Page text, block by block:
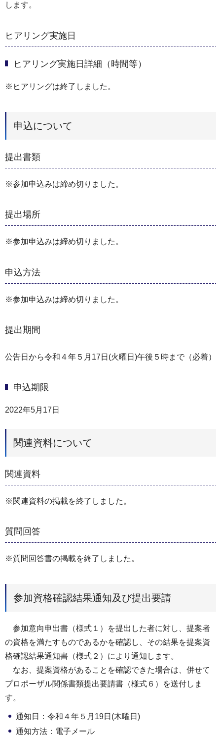
します。
ヒアリング実施日
ヒアリング実施日詳細（時間等）
※ヒアリングは終了しました。
申込について
提出書類
※参加申込みは締め切りました。
提出場所
※参加申込みは締め切りました。
申込方法
※参加申込みは締め切りました。
提出期間
公告日から令和４年５月17日(火曜日)午後５時まで（必着）
申込期限
2022年5月17日
関連資料について
関連資料
※関連資料の掲載を終了しました。
質問回答
※質問回答書の掲載を終了しました。
参加資格確認結果通知及び提出要請
参加意向申出書（様式１）を提出した者に対し、提案者
の資格を満たすものであるかを確認し、その結果を提案資
格確認結果通知書（様式２）により通知します。
なお、提案資格があることを確認できた場合は、併せて
プロポーザル関係書類提出要請書（様式６）を送付しま
す。
通知日：令和４年５月19日(木曜日)
通知方法：電子メール